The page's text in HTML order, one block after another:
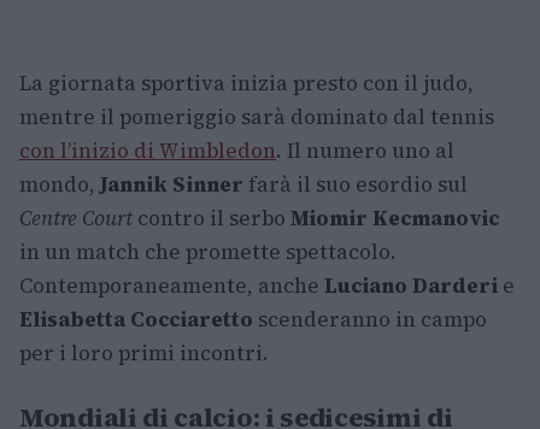
La giornata sportiva inizia presto con il judo,
mentre il pomeriggio sarà dominato dal tennis
con l’inizio di Wimbledon. Il numero uno al
mondo,Jannik Sinner farà il suo esordio sul
Centre Court contro il serbo Miomir Kecmanovic
in un match che promette spettacolo.
Contemporaneamente, anche Luciano Darderi e
Elisabetta Cocciaretto scenderanno in campo
per i loro primi incontri.
Mondiali di calcio: i sedicesimi di